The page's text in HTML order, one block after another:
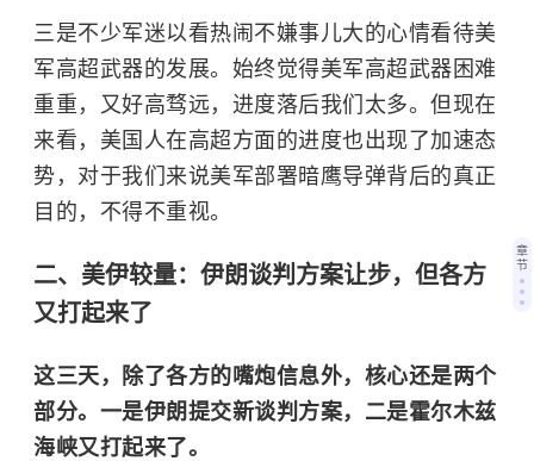
三是不少军迷以看热闹不嫌事儿大的心情看待美
军高超武器的发展。始终觉得美军高超武器困难
重重，又好高骛远，进度落后我们太多。但现在
来看，美国人在高超方面的进度也出现了加速态
势，对于我们来说美军部署暗鹰导弹背后的真正
目的，不得不重视。
二、美伊较量：伊朗谈判方案让步，但各方
又打起来了
这三天，除了各方的嘴炮信息外，核心还是两个
部分。一是伊朗提交新谈判方案，二是霍尔木兹
海峡又打起来了。
章
节